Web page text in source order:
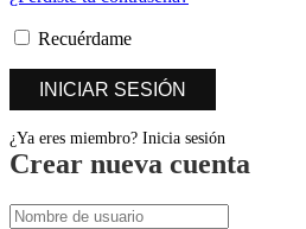
Recuérdame